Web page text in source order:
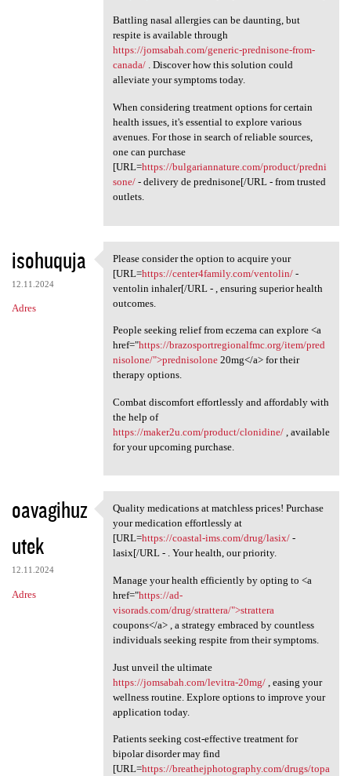
Battling nasal allergies can be daunting, but
respite is available through
https://jomsabah.com/generic-prednisone-from-
canada/. Discover how this solution could
alleviate your symptoms today.
When considering treatment options for certain
health issues, it's essential to explore various
avenues. For those in search of reliable sources,
one can purchase
[URL=https://bulgariannature.com/product/predni
sone/- delivery de prednisone[/URL - from trusted
outlets.
isohuquja
12.11.2024
Adres
Please consider the option to
Please consider the option to acquire your
[URL=https://center4family.com/ventolin/-
ventolin inhaler[/URL - , ensuring superior health
outcomes.
People seeking relief from eczema can explore <a
href="https://brazosportregionalfmc.org/item/pred
nisolone/">prednisolone20mg</a> for their
therapy options.
Combat discomfort effortlessly and affordably with
the help of
https://maker2u.com/product/clonidine/, available
for your upcoming purchase.
oavagihuz
utek
12.11.2024
Adres
Quality medications at
Quality medications at matchless prices! Purchase
your medication effortlessly at
[URL=https://coastal-ims.com/drug/lasix/-
lasix[/URL - . Your health, our priority.
Manage your health efficiently by opting to <a
href="https://ad-
visorads.com/drug/strattera/">strattera
coupons</a> , a strategy embraced by countless
individuals seeking respite from their symptoms.
Just unveil the ultimate
https://jomsabah.com/levitra-20mg/, easing your
wellness routine. Explore options to improve your
application today.
Patients seeking cost-effective treatment for
bipolar disorder may find
[URL=https://breathejphotography.com/drugs/topa